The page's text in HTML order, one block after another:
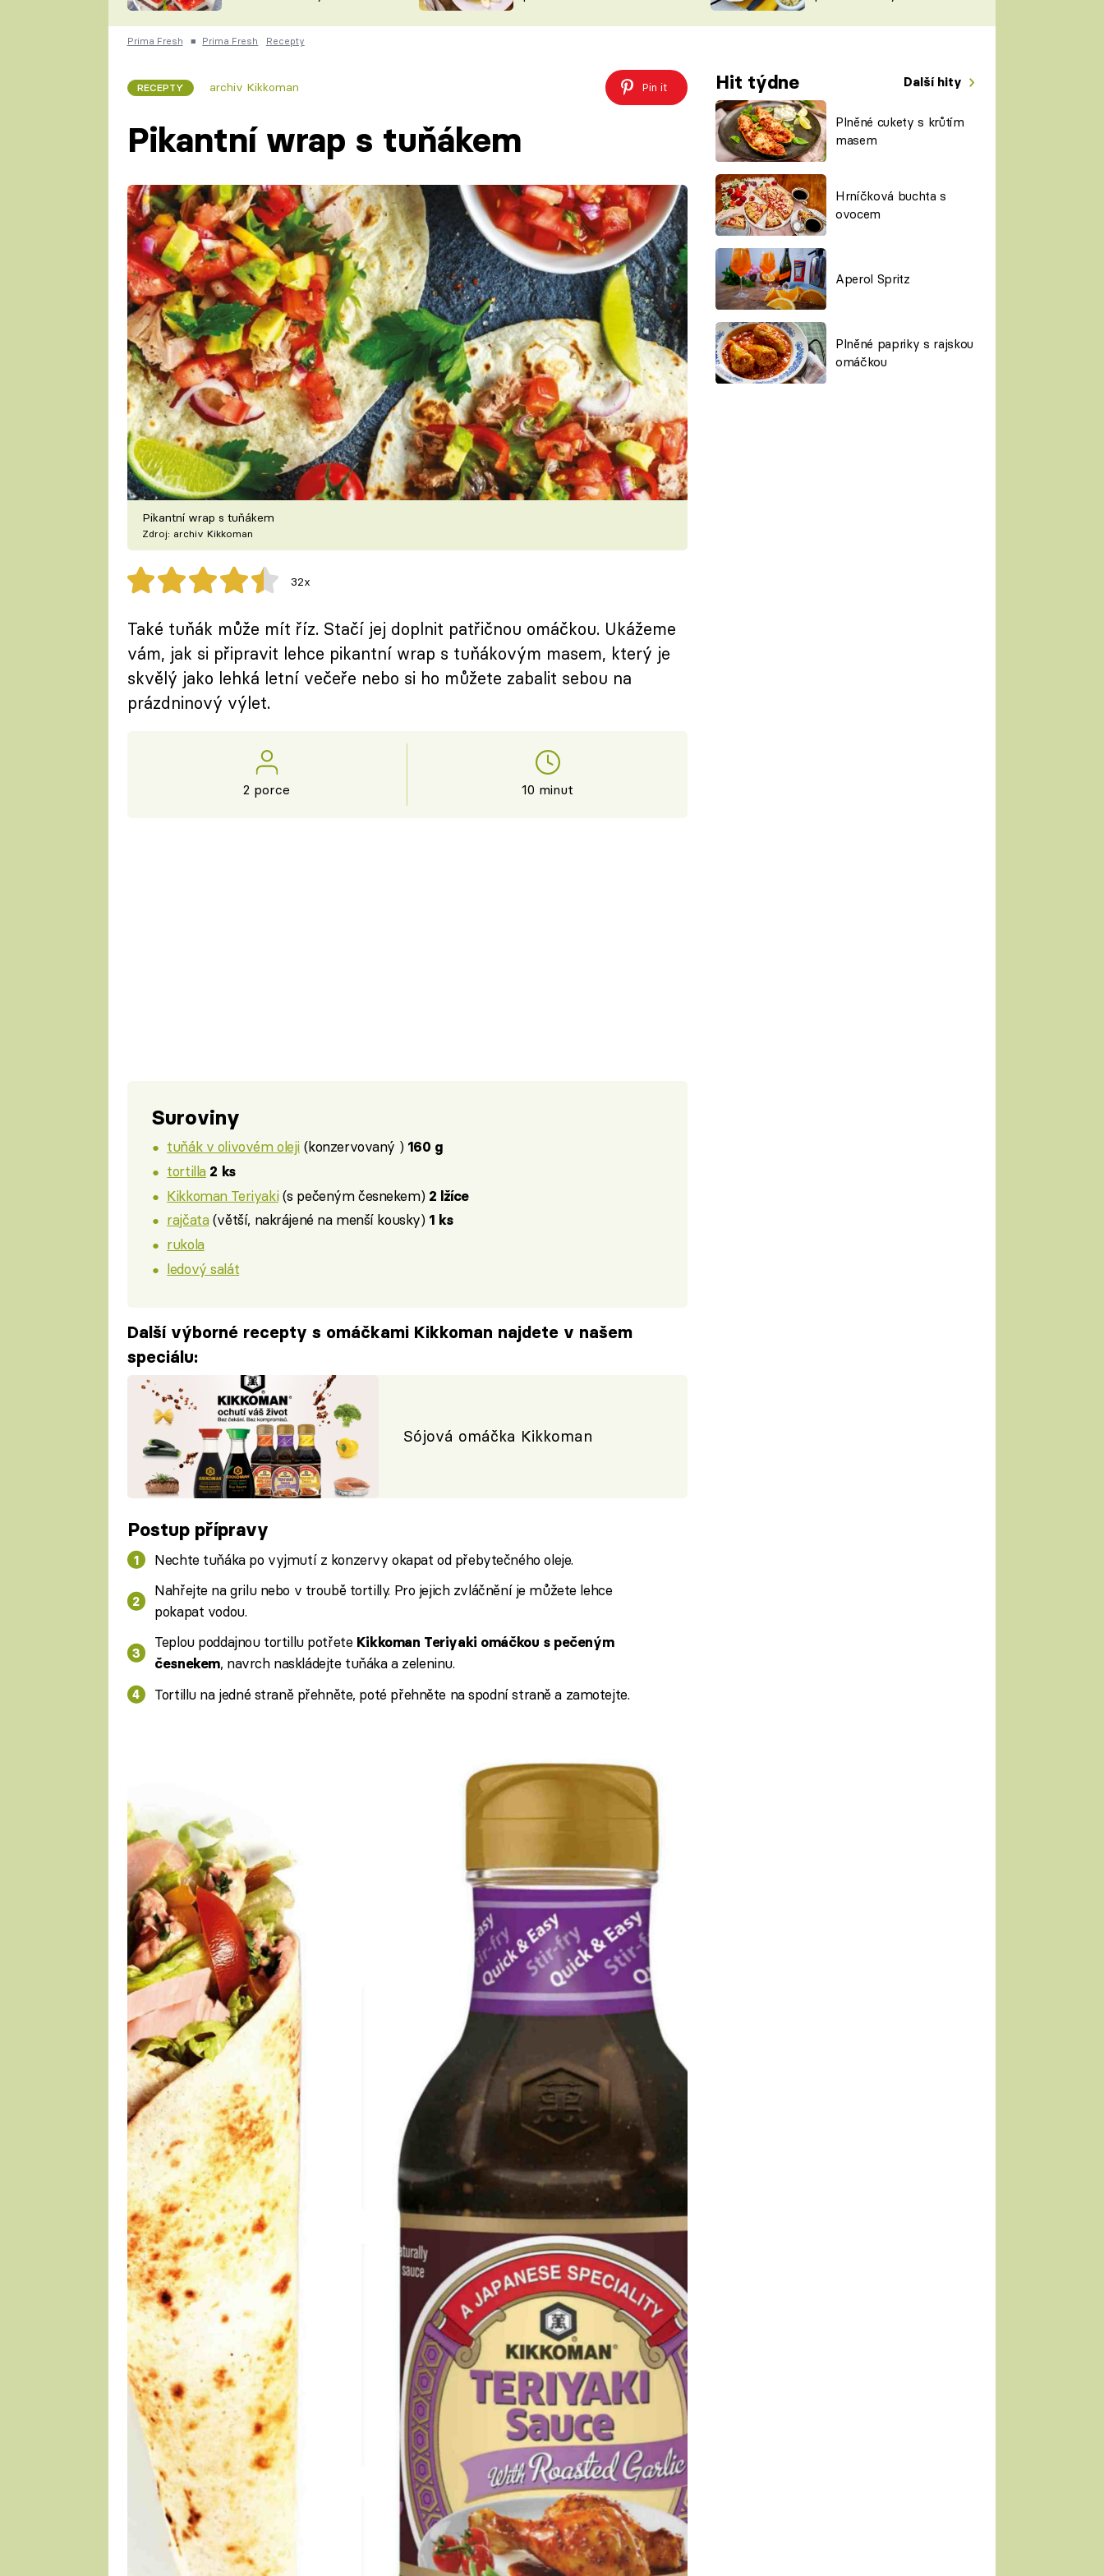
ČESKO NA TALÍŘI
KUCHAŘKA
VYCHYTÁVKY
ŠÉFREDAKTORKY
ČASOPIS
Prima Fresh ■ Prima Fresh Recepty
RECEPTY archiv Kikkoman Pin it Hit týdne Další hity
Plněné cukety s krůtím
masem
Hrníčková buchta s
ovocem
Aperol Spritz
Plněné papriky s rajskou
omáčkou
Pikantní wrap s tuňákem
Pikantní wrap s tuňákem
Zdroj: archiv Kikkoman
32x
Také tuňák může mít říz. Stačí jej doplnit patřičnou omáčkou. Ukážeme
vám, jak si připravit lehce pikantní wrap s tuňákovým masem, který je
skvělý jako lehká letní večeře nebo si ho můžete zabalit sebou na
prázdninový výlet.
2 porce 10 minut
Suroviny
tuňák v olivovém oleji(konzervovaný ) 160 g
tortilla 2 ks
Kikkoman Teriyaki(s pečeným česnekem) 2 lžíce
rajčata(větší, nakrájené na menší kousky) 1 ks
rukola
ledový salát
Další výborné recepty s omáčkami Kikkoman najdete v našem
speciálu:
Sójová omáčka Kikkoman
Postup přípravy
Nechte tuňáka po vyjmutí z konzervy okapat od přebytečného oleje.
Nahřejte na grilu nebo v troubě tortilly. Pro jejich zvláčnění je můžete lehce
pokapat vodou.
Teplou poddajnou tortillu potřete Kikkoman Teriyaki omáčkou s pečeným
česnekem, navrch naskládejte tuňáka a zeleninu.
Tortillu na jedné straně přehněte, poté přehněte na spodní straně a zamotejte.